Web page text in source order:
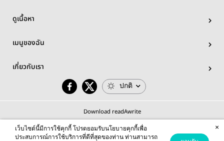
ดูเนื้อหา
เมนูของฉัน
เกี่ยวกับเรา
ปกติ
Download readAwrite
เว็บไซต์นี้มีการใช้คุกกี้ โปรดยอมรับนโยบายคุกกี้เพื่อ
ประสบการณ์การใช้บริการที่ดีที่สุดของท่าน ท่านสามารถ
×